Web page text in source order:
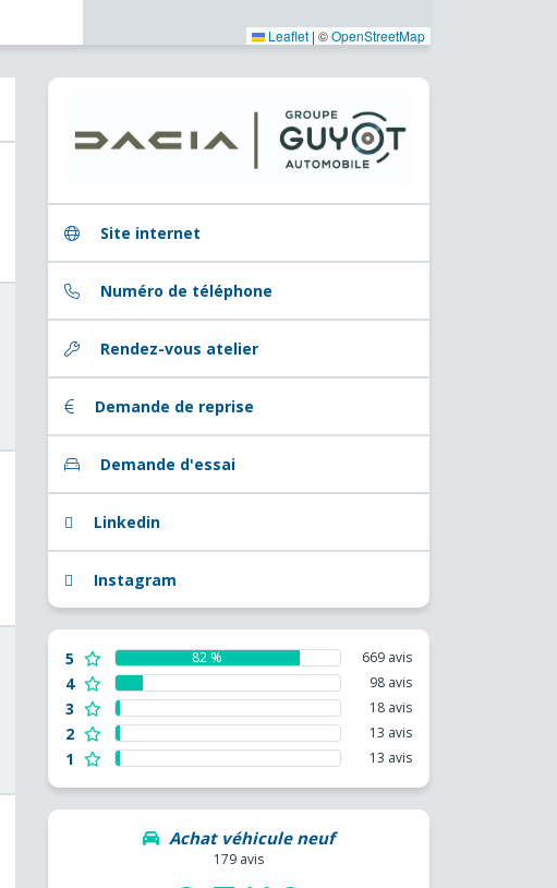
Leaflet | ©OpenStreetMap
Site internet
Numéro de téléphone
Rendez-vous atelier
Demande de reprise
Demande d'essai
Linkedin
Instagram
5 82 % 669 avis
4 98 avis
3 18 avis
2 13 avis
1 13 avis
Achat véhicule neuf
179 avis